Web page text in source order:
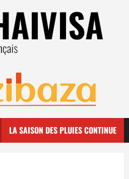
LA SAISON DES PLUIES CONTINUE